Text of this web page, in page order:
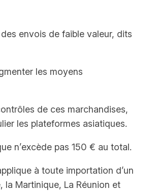
envois de faible valeur, dits
les moyens
de ces marchandises,
les plateformes asiatiques.
n’excède pas 150 € au total.
à toute importation d’un
Martinique, La Réunion et